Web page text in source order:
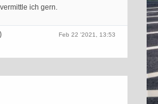
ich gern.
Feb 22 '2021, 13:53